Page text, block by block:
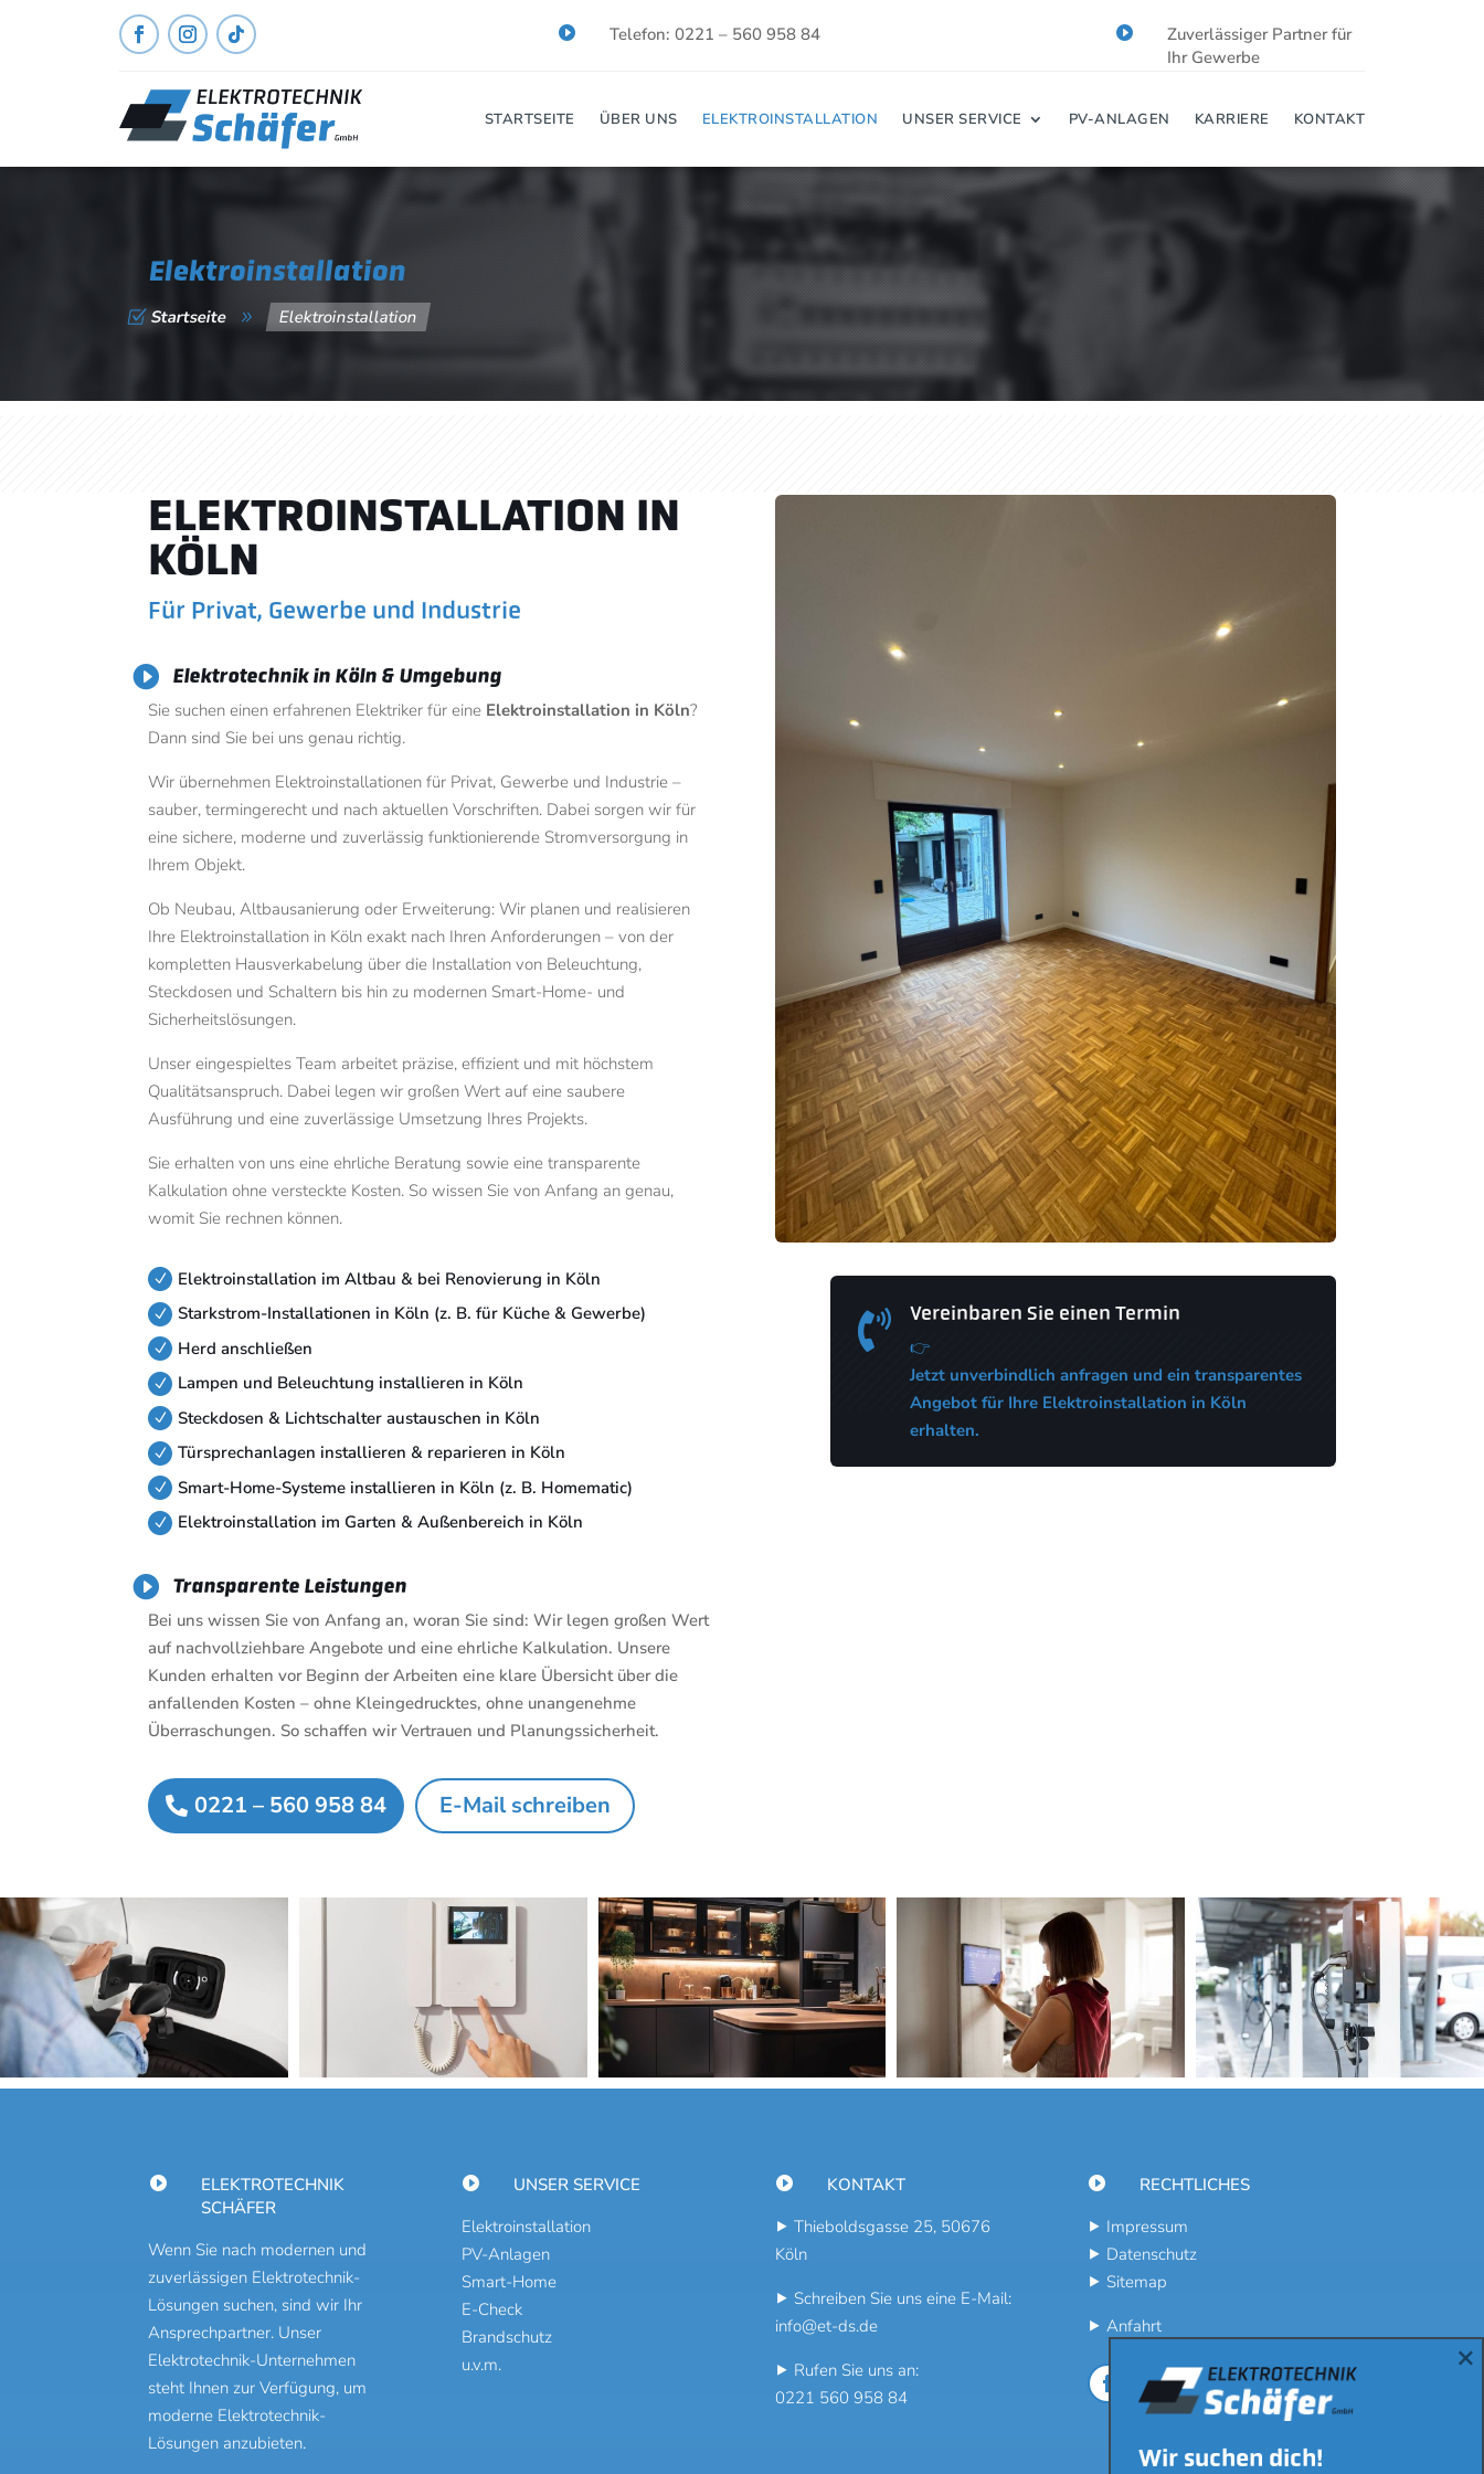
 Telefon: 0221 – 560 958 84 
Zuverlässiger Partner für
Ihr Gewerbe
STARTSEITE ÜBER UNS ELEKTROINSTALLATION UNSER SERVICE PV-ANLAGEN KARRIERE KONTAKT
Elektroinstallation
Z Startseite 9 Elektroinstallation
ELEKTROINSTALLATION IN
KÖLN
Für Privat, Gewerbe und Industrie
 Elektrotechnik in Köln & Umgebung
Sie suchen einen erfahrenen Elektriker für eine Elektroinstallation in Köln?
Dann sind Sie bei uns genau richtig.
Wir übernehmen Elektroinstallationen für Privat, Gewerbe und Industrie –
sauber, termingerecht und nach aktuellen Vorschriften. Dabei sorgen wir für
eine sichere, moderne und zuverlässig funktionierende Stromversorgung in
Ihrem Objekt.
Ob Neubau, Altbausanierung oder Erweiterung: Wir planen und realisieren
Ihre Elektroinstallation in Köln exakt nach Ihren Anforderungen – von der
kompletten Hausverkabelung über die Installation von Beleuchtung,
Steckdosen und Schaltern bis hin zu modernen Smart-Home- und
Sicherheitslösungen.
Unser eingespieltes Team arbeitet präzise, effizient und mit höchstem
Qualitätsanspruch. Dabei legen wir großen Wert auf eine saubere
Ausführung und eine zuverlässige Umsetzung Ihres Projekts.
Sie erhalten von uns eine ehrliche Beratung sowie eine transparente
Kalkulation ohne versteckte Kosten. So wissen Sie von Anfang an genau,
womit Sie rechnen können.
N Elektroinstallation im Altbau & bei Renovierung in Köln
N Starkstrom-Installationen in Köln (z. B. für Küche & Gewerbe)
N Herd anschließen
N Lampen und Beleuchtung installieren in Köln
N Steckdosen & Lichtschalter austauschen in Köln
N Türsprechanlagen installieren & reparieren in Köln
N Smart-Home-Systeme installieren in Köln (z. B. Homematic)
N Elektroinstallation im Garten & Außenbereich in Köln
 Transparente Leistungen
Bei uns wissen Sie von Anfang an, woran Sie sind: Wir legen großen Wert
auf nachvollziehbare Angebote und eine ehrliche Kalkulation. Unsere
Kunden erhalten vor Beginn der Arbeiten eine klare Übersicht über die
anfallenden Kosten – ohne Kleingedrucktes, ohne unangenehme
Überraschungen. So schaffen wir Vertrauen und Planungssicherheit.
0221 – 560 958 84 E-Mail schreiben
 Vereinbaren Sie einen Termin
👉
Jetzt unverbindlich anfragen und ein transparentes
Angebot für Ihre Elektroinstallation in Köln
erhalten.

ELEKTROTECHNIK
SCHÄFER
Wenn Sie nach modernen und
zuverlässigen Elektrotechnik-
Lösungen suchen, sind wir Ihr
Ansprechpartner. Unser
Elektrotechnik-Unternehmen
steht Ihnen zur Verfügung, um
moderne Elektrotechnik-
Lösungen anzubieten.

UNSER SERVICE
Elektroinstallation
PV-Anlagen
Smart-Home
E-Check
Brandschutz
u.v.m.

KONTAKT
⯈ Thieboldsgasse 25, 50676
Köln
⯈ Schreiben Sie uns eine E-Mail:
info@et-ds.de
⯈ Rufen Sie uns an:
0221 560 958 84

RECHTLICHES
⯈ Impressum
⯈ Datenschutz
⯈ Sitemap
⯈Anfahrt
Wir suchen dich!
×